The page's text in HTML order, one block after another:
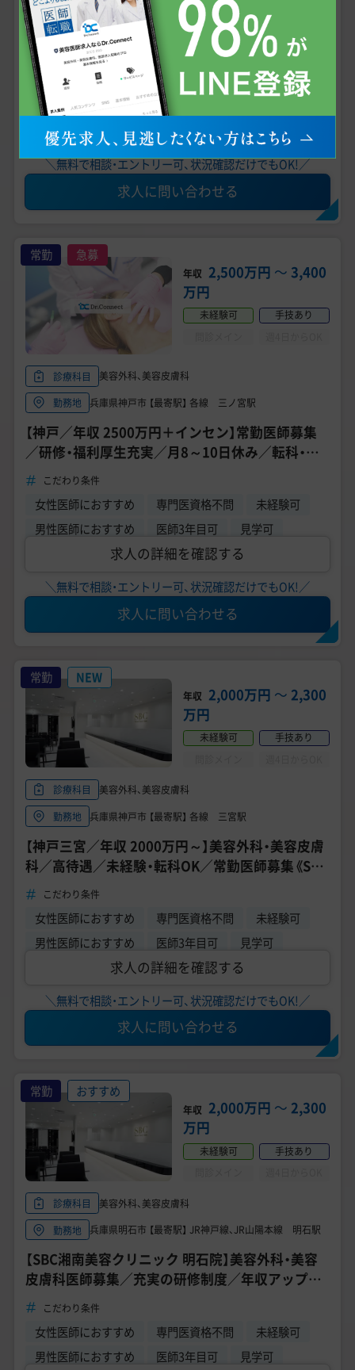
【兵庫・姫路／年収 564万～】男性向け形成外科・泌
尿器科／月2～6日勤務／随時昇給あり／転科・未
経験・経験者歓迎
こだわり条件
専門医資格不問 未経験可
男性医師におすすめ
医師3年目可
残業なし
求人の詳細を確認する
＼無料で相談・エントリー可、状況確認だけでもOK!／
求人に問い合わせる
常勤 急募
年収 2,500万円 〜 3,400
万円
未経験可
手技あり
診療科目
美容外科、美容皮膚科
勤務地
兵庫県神戸市 【最寄駅】 各線 三ノ宮駅
【神戸／年収 2500万円＋インセン】常勤医師募集
／研修・福利厚生充実／月8～10日休み／転科・美
容未経験も歓迎／高待遇求人《品川スキンクリニ
ック 神戸院》
こだわり条件
女性医師におすすめ 専門医資格不問
未経験可
男性医師におすすめ
医師3年目可 見学可
求人の詳細を確認する
＼無料で相談・エントリー可、状況確認だけでもOK!／
求人に問い合わせる
常勤 NEW
年収 2,000万円 〜 2,300
万円
未経験可
手技あり
診療科目
美容外科、美容皮膚科
勤務地
兵庫県神戸市 【最寄駅】 各線 三宮駅
【神戸三宮／年収 2000万円～】美容外科・美容皮膚
科／高待遇／未経験・転科OK／常勤医師募集《SBC
湘南美容クリニック 神戸三宮院》
こだわり条件
女性医師におすすめ 専門医資格不問
未経験可
男性医師におすすめ
医師3年目可 見学可
求人の詳細を確認する
＼無料で相談・エントリー可、状況確認だけでもOK!／
求人に問い合わせる
常勤 おすすめ
年収 2,000万円 〜 2,300
万円
未経験可
手技あり
診療科目
美容外科、美容皮膚科
勤務地
兵庫県明石市 【最寄駅】 JR神戸線、JR山陽本線 明石駅
【SBC湘南美容クリニック 明石院】美容外科・美容
皮膚科医師募集／充実の研修制度／年収アップ／
自己成長できる環境／転科・未経験OK
こだわり条件
女性医師におすすめ 専門医資格不問
未経験可
男性医師におすすめ
医師3年目可 見学可